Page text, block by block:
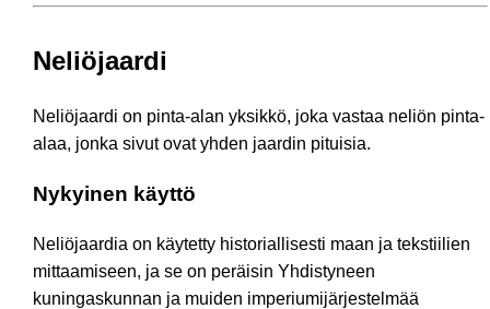
Neliöjaardi
Neliöjaardi on pinta-alan yksikkö, joka vastaa neliön pinta-
alaa, jonka sivut ovat yhden jaardin pituisia.
Nykyinen käyttö
Neliöjaardia on käytetty historiallisesti maan ja tekstiilien
mittaamiseen, ja se on peräisin Yhdistyneen
kuningaskunnan ja muiden imperiumijärjestelmää